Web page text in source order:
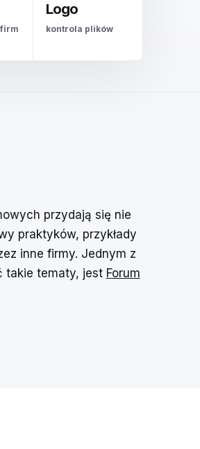
Logo
kontrola plików
przydają się nie
praktyków, przykłady
inne firmy. Jednym z
takie tematy, jest Forum